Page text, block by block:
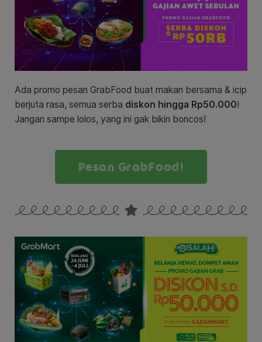
Ada promo pesan GrabFood buat makan bersama & icip
berjuta rasa, semua serba diskon hingga Rp50.000!
Jangan sampe lolos, yang ini gak bikin boncos!
Pesan GrabFood!